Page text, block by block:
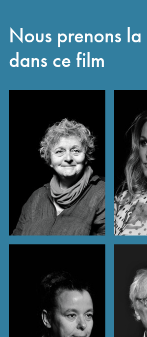
Nous prenons
dans ce film